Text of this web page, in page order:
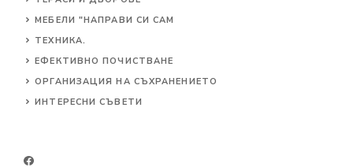
МЕБЕЛИ "НАПРАВИ СИ САМ
ТЕХНИКА.
ЕФЕКТИВНО ПОЧИСТВАНЕ
ОРГАНИЗАЦИЯ НА СЪХРАНЕНИЕТО
ИНТЕРЕСНИ СЪВЕТИ